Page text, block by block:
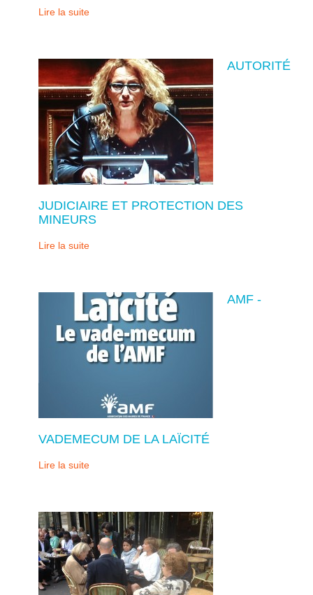
Lire la suite
AUTORITÉ
JUDICIAIRE ET PROTECTION DES
MINEURS
Lire la suite
AMF -
VADEMECUM DE LA LAÏCITÉ
Lire la suite